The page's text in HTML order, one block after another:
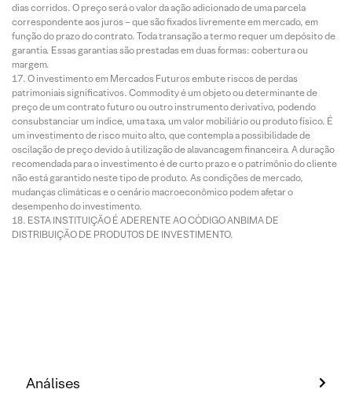
dias corridos. O preço será o valor da ação adicionado de uma parcela
correspondente aos juros – que são fixados livremente em mercado, em
função do prazo do contrato. Toda transação a termo requer um depósito de
garantia. Essas garantias são prestadas em duas formas: cobertura ou
margem.
O investimento em Mercados Futuros embute riscos de perdas
patrimoniais significativos. Commodity é um objeto ou determinante de
preço de um contrato futuro ou outro instrumento derivativo, podendo
consubstanciar um índice, uma taxa, um valor mobiliário ou produto físico. É
um investimento de risco muito alto, que contempla a possibilidade de
oscilação de preço devido à utilização de alavancagem financeira. A duração
recomendada para o investimento é de curto prazo e o patrimônio do cliente
não está garantido neste tipo de produto. As condições de mercado,
mudanças climáticas e o cenário macroeconômico podem afetar o
desempenho do investimento.
ESTA INSTITUIÇÃO É ADERENTE AO CÓDIGO ANBIMA DE
DISTRIBUIÇÃO DE PRODUTOS DE INVESTIMENTO.
Análises